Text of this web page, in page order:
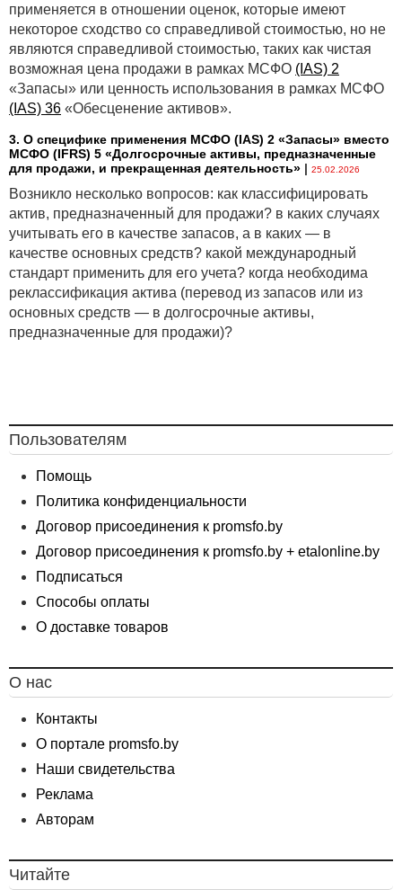
применяется в отношении оценок, которые имеют
некоторое сходство со справедливой стоимостью, но не
являются справедливой стоимостью, таких как чистая
возможная цена продажи в рамках МСФО (IAS) 2
«Запасы» или ценность использования в рамках МСФО
(IAS) 36 «Обесценение активов».
3. О специфике применения МСФО (IАS) 2 «Запасы» вместо
МСФО (IFRS) 5 «Долгосрочные активы, предназначенные
для продажи, и прекращенная деятельность» | 25.02.2026
Возникло несколько вопросов: как классифицировать
актив, предназначенный для продажи? в каких случаях
учитывать его в качестве запасов, а в каких — в
качестве основных средств? какой международный
стандарт применить для его учета? когда необходима
реклассификация актива (перевод из запасов или из
основных средств — в долгосрочные активы,
предназначенные для продажи)?
Пользователям
Помощь
Политика конфиденциальности
Договор присоединения к promsfo.by
Договор присоединения к promsfo.by + etalonline.by
Подписаться
Способы оплаты
О доставке товаров
О нас
Контакты
О портале promsfo.by
Наши свидетельства
Реклама
Авторам
Читайте